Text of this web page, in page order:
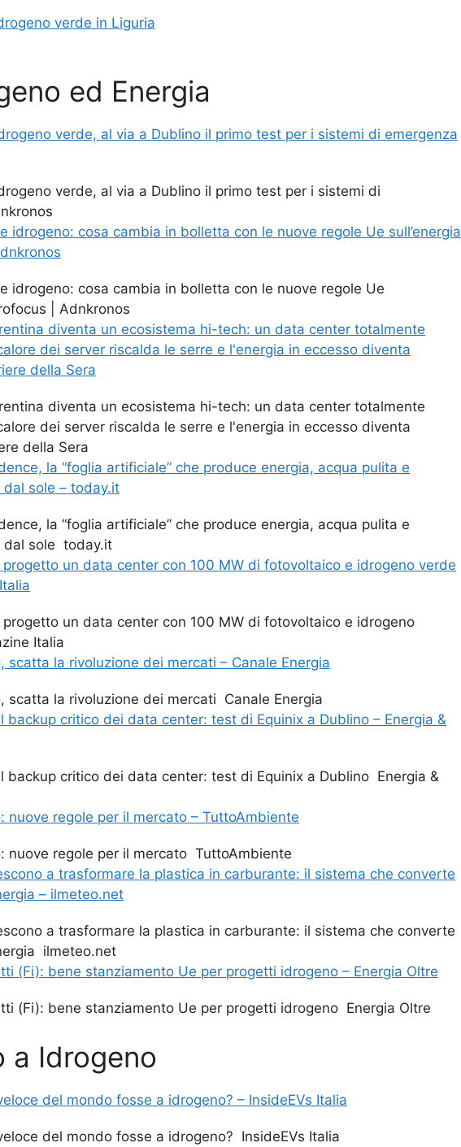
verde in Liguria
ed Energia
verde, al via a Dublino il primo test per i sistemi di emergenza
verde, al via a Dublino il primo test per i sistemi di
idrogeno: cosa cambia in bolletta con le nuove regole Ue sull’energia
idrogeno: cosa cambia in bolletta con le nuove regole Ue
| Adnkronos
diventa un ecosistema hi-tech: un data center totalmente
dei server riscalda le serre e l'energia in eccesso diventa
della Sera
diventa un ecosistema hi-tech: un data center totalmente
dei server riscalda le serre e l'energia in eccesso diventa
della Sera
la “foglia artificiale” che produce energia, acqua pulita e
sole – today.it
la “foglia artificiale” che produce energia, acqua pulita e
dal sole today.it
progetto un data center con 100 MW di fotovoltaico e idrogeno verde
progetto un data center con 100 MW di fotovoltaico e idrogeno
Italia
scatta la rivoluzione dei mercati – Canale Energia
scatta la rivoluzione dei mercati Canale Energia
backup critico dei data center: test di Equinix a Dublino – Energia &
backup critico dei data center: test di Equinix a Dublino Energia &
nuove regole per il mercato – TuttoAmbiente
nuove regole per il mercato TuttoAmbiente
a trasformare la plastica in carburante: il sistema che converte
– ilmeteo.net
a trasformare la plastica in carburante: il sistema che converte
ilmeteo.net
(Fi): bene stanziamento Ue per progetti idrogeno – Energia Oltre
(Fi): bene stanziamento Ue per progetti idrogeno Energia Oltre
a Idrogeno
del mondo fosse a idrogeno? – InsideEVs Italia
del mondo fosse a idrogeno? InsideEVs Italia